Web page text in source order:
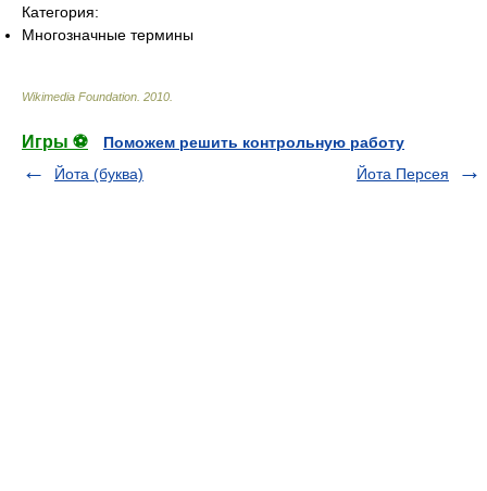
Категория:
Многозначные термины
Wikimedia Foundation 2010
Игры ⚽
Поможем решить контрольную работу
Йота (буква)
Йота Персея